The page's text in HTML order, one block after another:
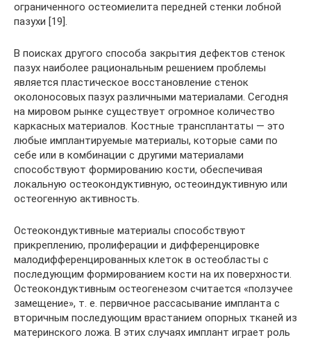
ограниченного остеомиелита передней стенки лобной
пазухи [19].
В поисках другого способа закрытия дефектов стенок
пазух наиболее рациональным решением проблемы
является пластическое восстановление стенок
околоносовых пазух различными материалами. Сегодня
на мировом рынке существует огромное количество
каркасных материалов. Костные трансплантаты — это
любые имплантируемые материалы, которые сами по
себе или в комбинации с другими материалами
способствуют формированию кости, обеспечивая
локальную остеокондуктивную, остеоиндуктивную или
остеогенную активность.
Остеокондуктивные материалы способствуют
прикреплению, пролиферации и дифференцировке
малодифференцированных клеток в остеобласты с
последующим формированием кости на их поверхности.
Остеокондуктивным остеогенезом считается «ползучее
замещение», т. е. первичное рассасывание импланта с
вторичным последующим врастанием опорных тканей из
материнского ложа. В этих случаях имплант играет роль